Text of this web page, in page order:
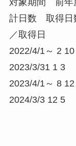
計日数 取得
／取得日
2022/4/1～ 2
2023/3/31 1 3
2023/4/1～ 8
2024/3/3 12 5